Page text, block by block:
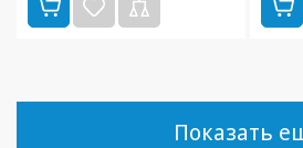
Показать